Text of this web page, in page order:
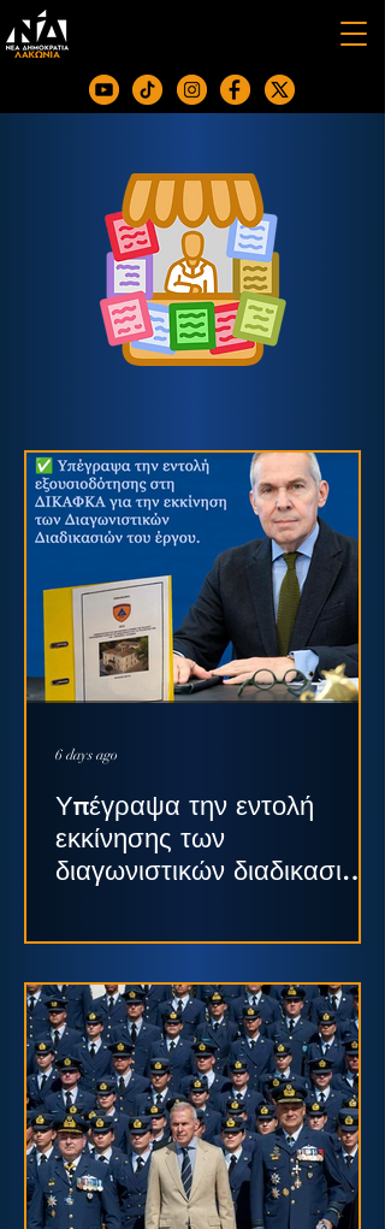
Υπέγραψα την εντολή
εκκίνησης των
διαγωνιστικών διαδικασιών
της Σπάρτης.
6 days ago